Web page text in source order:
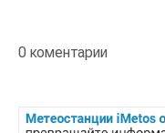
0 коментарии